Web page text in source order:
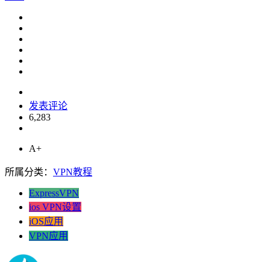
发表评论
6,283
A+
所属分类： VPN教程
ExpressVPN
ios VPN设置
iOS应用
VPN应用